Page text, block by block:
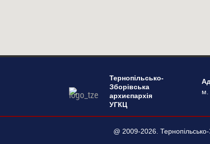
Тернопільсько-
Зборівська
архиєпархія
УГКЦ
м.
@ 2009-2026.